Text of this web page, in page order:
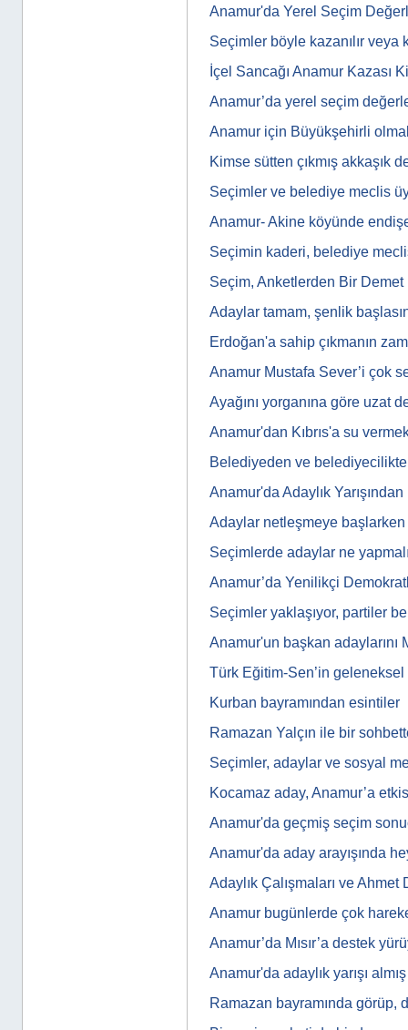
Anamur'da Yerel Seçim
Seçimler böyle kazanılır veya
İçel Sancağı Anamur Kazası
Anamur’da yerel seçim
Anamur için Büyükşehirli
Kimse sütten çıkmış akkaşık
Seçimler ve belediye meclis
Anamur- Akine köyünde
Seçimin kaderi, belediye
Seçim, Anketlerden Bir Demet
Adaylar tamam, şenlik
Erdoğan'a sahip çıkmanın
Anamur Mustafa Sever’i çok
Ayağını yorganına göre uzat
Anamur'dan Kıbrıs'a su
Belediyeden ve
Anamur'da Adaylık
Adaylar netleşmeye
Seçimlerde adaylar ne
Anamur’da Yenilikçi
Seçimler yaklaşıyor, partiler
Anamur'un başkan adaylarını
Türk Eğitim-Sen’in
Kurban bayramından esintiler
Ramazan Yalçın ile bir
Seçimler, adaylar ve sosyal
Kocamaz aday, Anamur’a
Anamur'da geçmiş seçim
Anamur'da aday arayışında
Adaylık Çalışmaları ve Ahmet
Anamur bugünlerde çok
Anamur’da Mısır’a destek
Anamur'da adaylık yarışı
Ramazan bayramında görüp,